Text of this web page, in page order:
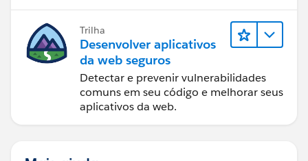
Trilha
Desenvolver aplicativos
da web seguros
Detectar e prevenir vulnerabilidades
comuns em seu código e melhorar seus
aplicativos da web.